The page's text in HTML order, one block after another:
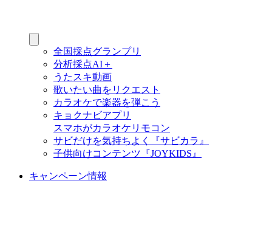
全国採点グランプリ
分析採点AI＋
うたスキ動画
歌いたい曲をリクエスト
カラオケで楽器を弾こう
キョクナビアプリ
スマホがカラオケリモコン
サビだけを気持ちよく『サビカラ』
子供向けコンテンツ『JOYKIDS』
キャンペーン情報